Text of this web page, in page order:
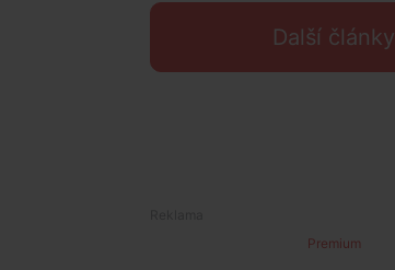
Další články
Premium